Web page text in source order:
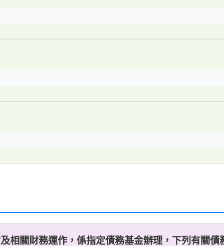
相關財務運作，係指定債務基金辦理，下列有關